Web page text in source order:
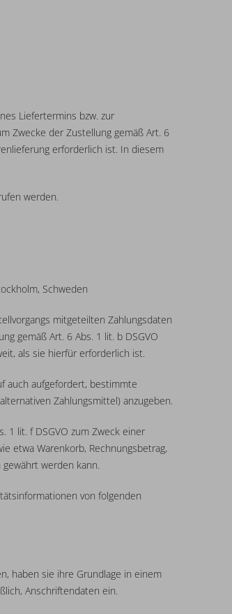
Liefertermins bzw. zur
Zwecke der Zustellung gemäß Art. 6
erforderlich ist. In diesem
werden.
Schweden
mitgeteilten Zahlungsdaten
gemäß Art. 6 Abs. 1 lit. b DSGVO
als sie hierfür erforderlich ist.
auch aufgefordert, bestimmte
Zahlungsmittel) anzugeben.
1 lit. f DSGVO zum Zweck einer
etwa Warenkorb, Rechnungsbetrag,
werden kann.
von folgenden
haben sie ihre Grundlage in einem
Anschriftendaten ein.